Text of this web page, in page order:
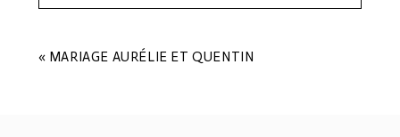
Les champs marqués sont requis *
« MARIAGE AURÉLIE ET QUENTIN